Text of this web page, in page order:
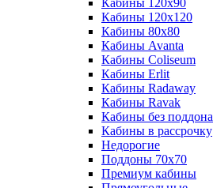
Кабины 120x90
Кабины 120х120
Кабины 80х80
Кабины Avanta
Кабины Coliseum
Кабины Erlit
Кабины Radaway
Кабины Ravak
Кабины без поддона
Кабины в рассрочку
Недорогие
Поддоны 70x70
Премиум кабины